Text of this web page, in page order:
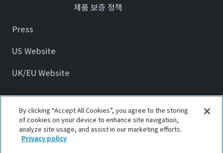
제품 보증 정책
Press
US Website
UK/EU Website
© 2023 Awair Inc.
Privacy
By clicking “Accept All Cookies”, you agree to the storing
of cookies on your device to enhance site navigation,
analyze site usage, and assist in our marketing efforts.
Privacy policy